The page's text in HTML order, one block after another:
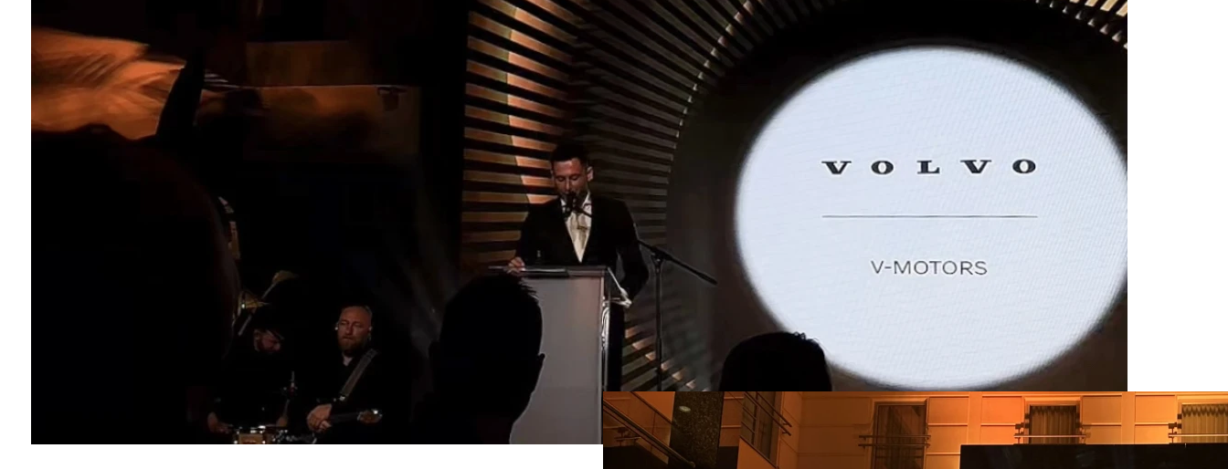
Prezentacja modeli Volvo
W trakcie gali zaprezentowaliśmy wybrane modele Volvo – symbole
bezpieczeństwa, komfortu i innowacji. Goście wydarzenia mogli
poznać najnowsze rozwiązania technologiczne, doświadczać
skandynawskiego designu i zobaczyć, jak marka Volvo wyznacza
kierunki w motoryzacji premium.